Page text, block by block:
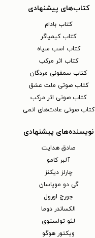
کتاب‌های پیشنهادی
کتاب بادام
کتاب کیمیاگر
کتاب اسب سیاه
کتاب اثر مرکب
کتاب سمفونی مردگان
کتاب صوتی ملت عشق
کتاب صوتی اثر مرکب
کتاب صوتی عادت‌های اتمی
نویسنده‌های پیشنهادی
صادق هدایت
آلبر کامو
چارلز دیکنز
گی دو موپاسان
جورج اورول
الکساندر دوما
لئو تولستوی
ویکتور هوگو